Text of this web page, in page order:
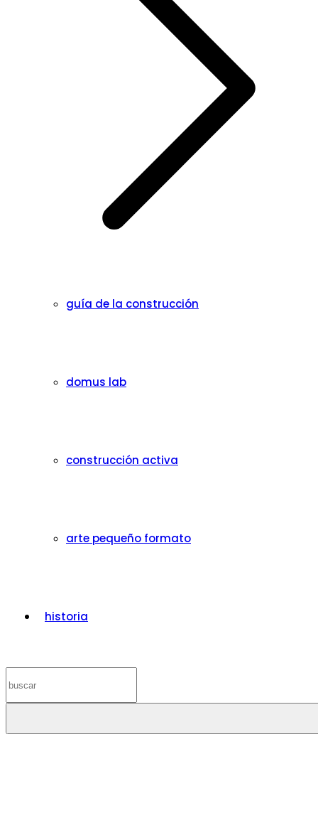
guía de la construcción
domus lab
construcción activa
arte pequeño formato
historia